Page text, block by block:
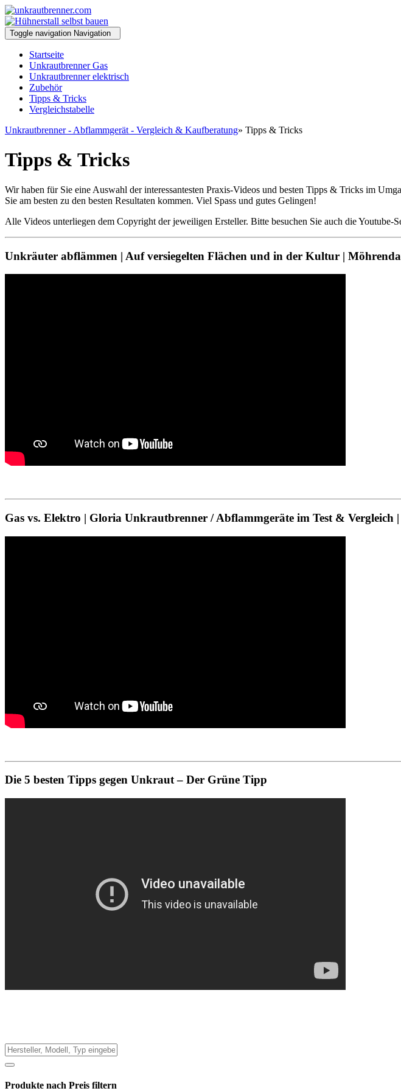
Toggle navigation Navigation
Startseite
Unkrautbrenner Gas
Unkrautbrenner elektrisch
Zubehör
Tipps & Tricks
Vergleichstabelle
Unkrautbrenner - Abflammgerät - Vergleich & Kaufberatung» Tipps & Tricks
Tipps & Tricks
Wir haben für Sie eine Auswahl der interessantesten Praxis-Videos und besten Tipps & Tricks im
Sie am besten zu den besten Resultaten kommen. Viel Spass und gutes Gelingen!
Alle Videos unterliegen dem Copyright der jeweiligen Ersteller. Bitte besuchen Sie auch die Youtube-
Unkräuter abflämmen | Auf versiegelten Flächen und in der Kultur |
Gas vs. Elektro | Gloria Unkrautbrenner / Abflammgeräte im Test & Vergleich
Die 5 besten Tipps gegen Unkraut – Der Grüne Tipp
Produkte nach Preis filtern